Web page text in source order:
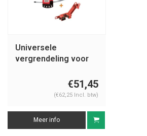
Universele
vergrendeling voor
€51,45
(€62,25 Incl. btw)
Meer info